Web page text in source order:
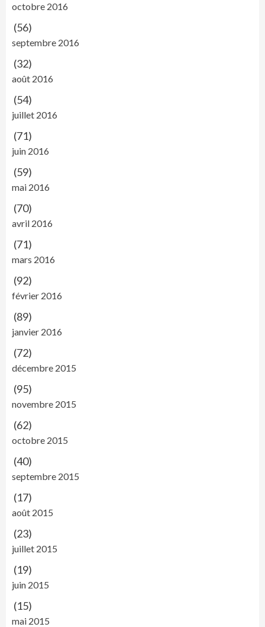
octobre 2016
(56)
septembre 2016
(32)
août 2016
(54)
juillet 2016
(71)
juin 2016
(59)
mai 2016
(70)
avril 2016
(71)
mars 2016
(92)
février 2016
(89)
janvier 2016
(72)
décembre 2015
(95)
novembre 2015
(62)
octobre 2015
(40)
septembre 2015
(17)
août 2015
(23)
juillet 2015
(19)
juin 2015
(15)
mai 2015